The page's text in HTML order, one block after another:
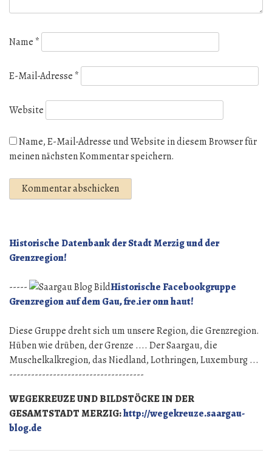
Name *
E-Mail-Adresse *
Website
Name, E-Mail-Adresse und Website in diesem Browser für
meinen nächsten Kommentar speichern.
Historische Datenbank der Stadt Merzig und der
Grenzregion!
-----
Historische Facebookgruppe
Grenzregion auf dem Gau, fre.ier onn haut!
Diese Gruppe dreht sich um unsere Region, die Grenzregion.
Hüben wie drüben, der Grenze .... Der Saargau, die
Muschelkalkregion, das Niedland, Lothringen, Luxemburg ...
-------------------------------------
WEGEKREUZE UND BILDSTÖCKE IN DER
GESAMTSTADT MERZIG:http://wegekreuze.saargau-
blog.de